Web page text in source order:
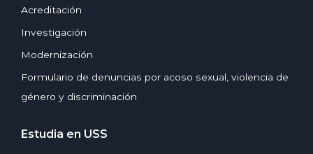
Acreditación
Investigación
Modernización
Formulario de denuncias por acoso sexual, violencia de
género y discriminación
Estudia en USS